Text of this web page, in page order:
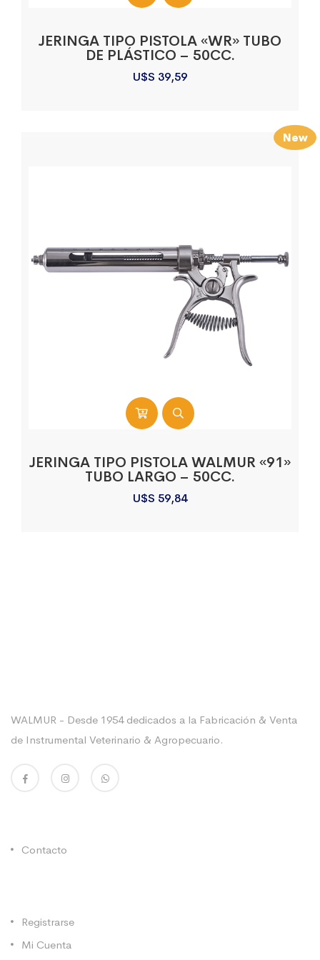
JERINGA TIPO PISTOLA «WR» TUBO
DE PLÁSTICO – 50CC.
U$S 39,59
JERINGA TIPO PISTOLA WALMUR «91»
TUBO LARGO – 50CC.
U$S 59,84
New
WALMUR - Desde 1954 dedicados a la Fabricación & Venta
de Instrumental Veterinario & Agropecuario.
Contacto
Registrarse
Mi Cuenta